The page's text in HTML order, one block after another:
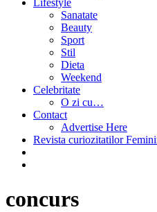
Lifestyle
Sanatate
Beauty
Sport
Stil
Dieta
Weekend
Celebritate
O zi cu…
Contact
Advertise Here
Revista curiozitatilor
concurs